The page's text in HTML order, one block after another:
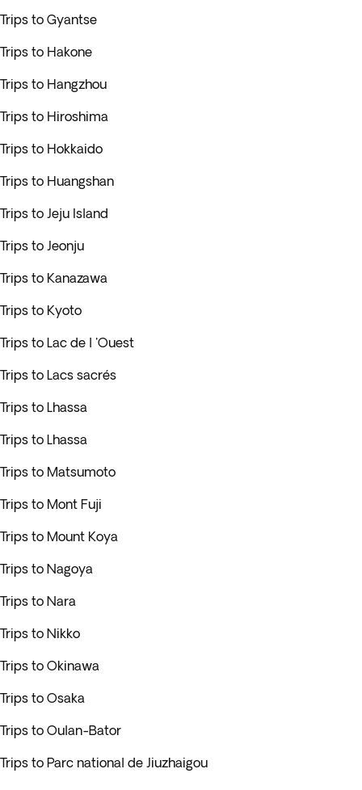
Trips to Gyantse
Trips to Hakone
Trips to Hangzhou
Trips to Hiroshima
Trips to Hokkaido
Trips to Huangshan
Trips to Jeju Island
Trips to Jeonju
Trips to Kanazawa
Trips to Kyoto
Trips to Lac de l 'Ouest
Trips to Lacs sacrés
Trips to Lhassa
Trips to Lhassa
Trips to Matsumoto
Trips to Mont Fuji
Trips to Mount Koya
Trips to Nagoya
Trips to Nara
Trips to Nikko
Trips to Okinawa
Trips to Osaka
Trips to Oulan-Bator
Trips to Parc national de Jiuzhaigou